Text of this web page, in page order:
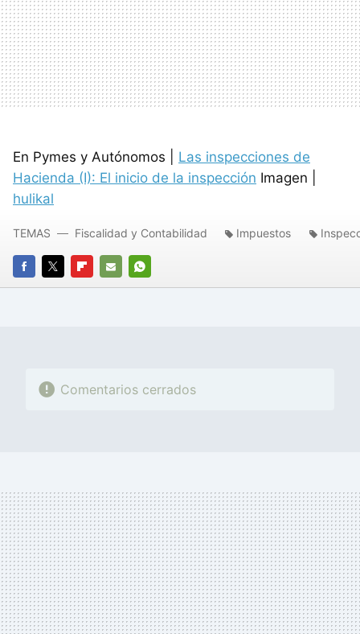
En Pymes y Autónomos | Las inspecciones de
Hacienda (I): El inicio de la inspección Imagen |
hulikal
FACEBOOK
TWITTERFLIPBOARD
E-
WHATSAPP
TEMAS Fiscalidad y Contabilidad Impuestos
Comentarios cerrados